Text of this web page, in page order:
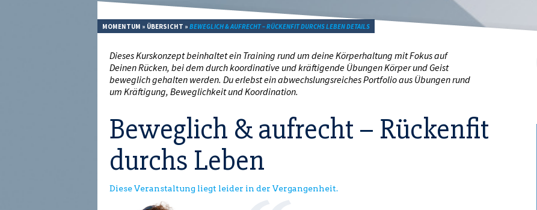
MOMENTUM » ÜBERSICHT » BEWEGLICH & AUFRECHT – RÜCKENFIT DURCHS LEBEN DETAILS
Dieses Kurskonzept beinhaltet ein Training rund um deine Körperhaltung mit Fokus auf
Deinen Rücken, bei dem durch koordinative und kräftigende Übungen Körper und Geist
beweglich gehalten werden. Du erlebst ein abwechslungsreiches Portfolio aus Übungen rund
um Kräftigung, Beweglichkeit und Koordination.
Beweglich & aufrecht – Rückenfit
durchs Leben
Diese Veranstaltung liegt leider in der Vergangenheit.